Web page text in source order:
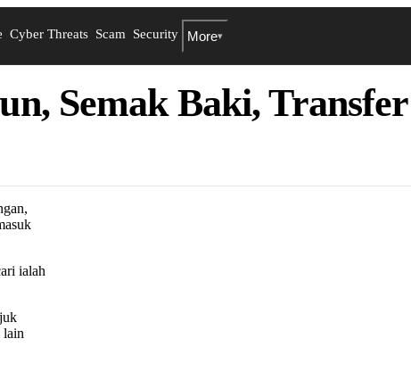
Cyber Threats Scam Security More▾
Semak Baki,
ialah
lain